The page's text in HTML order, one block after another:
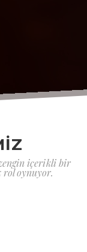
içerikli bir
rol oynuyor.